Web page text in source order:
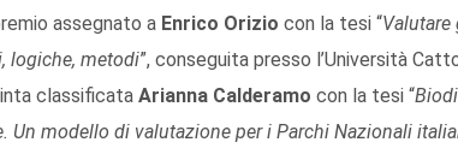
assegnato a Enrico Orizio con la tesi “
logiche, metodi”, conseguita presso l’Università
classificata Arianna Calderamo con la tesi “
Un modello di valutazione per i Parchi Nazionali